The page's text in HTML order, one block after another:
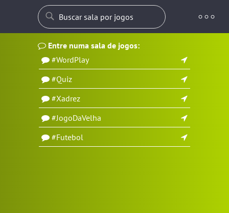
Entre numa sala de jogos:
#WordPlay
#Quiz
#Xadrez
#JogoDaVelha
#Futebol